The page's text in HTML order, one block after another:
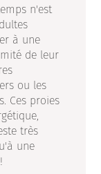
n'est
à une
de leur
ou les
Ces proies
très
une